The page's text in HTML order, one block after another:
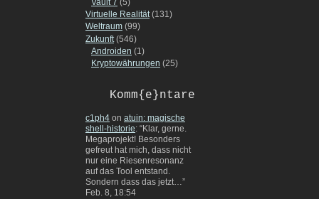
Virtuelle Realität(131)
Weltraum (99)
Zukunft (546)
Androiden (1)
Kryptowährungen (25)
Komm{e}ntare
c1ph4 on atuin: magische
shell-historie: “Klar, gerne.
Megaprojekt! Besonders
gefreut hat mich, dass nicht
nur eine Riesenresonanz
auf das Tool entstand.
Sondern dass das jetzt…”
Feb. 8, 18:54